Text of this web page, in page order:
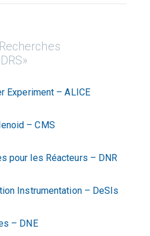
Experiment – ALICE
– CMS
pour les Réacteurs – DNR
Instrumentation – DeSIs
– DNE